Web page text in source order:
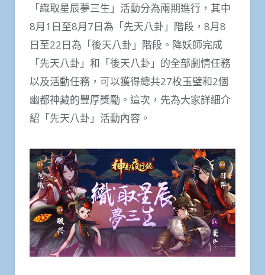
「織取星辰夢三生」活動分為兩期進行，其中
8月1日至8月7日為「先天八卦」階段，8月8
日至22日為「後天八卦」階段。降妖師完成
「先天八卦」和「後天八卦」的全部劇情任務
以及活動任務，可以獲得總共27枚玉璧和2個
幽都神藏的豐厚獎勵。這次，先為大家詳細介
紹「先天八卦」活動內容。